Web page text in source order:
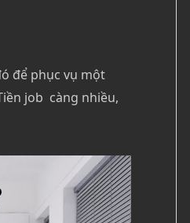
để phục vụ một
job càng nhiều,